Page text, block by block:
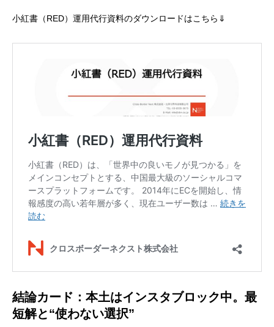
小紅書（RED）運用代行資料のダウンロードはこちら⇓
結論カード：本土はインスタブロック中。最
短解と“使わない選択”